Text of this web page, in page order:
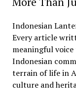
Indonesian
Every article
meaningful
Indonesian
terrain of life in
culture and